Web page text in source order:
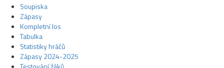
Soupiska
Zápasy
Kompletní los
Tabulka
Statistiky hráčů
Zápasy 2024-2025